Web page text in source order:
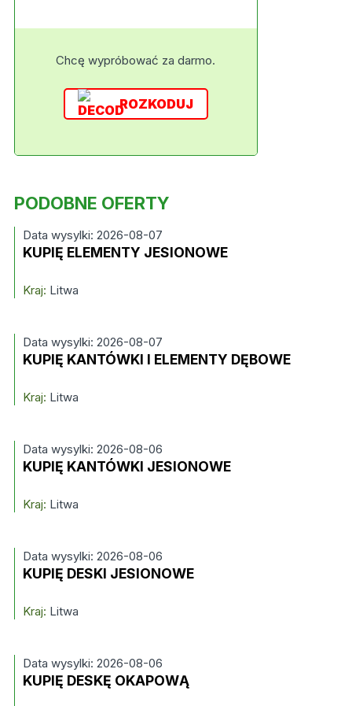
Chcę wypróbować za darmo.
ROZKODUJ
PODOBNE OFERTY
Data wysylki: 2026-08-07
KUPIĘ ELEMENTY JESIONOWE
Kraj: Litwa
Data wysylki: 2026-08-07
KUPIĘ KANTÓWKI I ELEMENTY DĘBOWE
Kraj: Litwa
Data wysylki: 2026-08-06
KUPIĘ KANTÓWKI JESIONOWE
Kraj: Litwa
Data wysylki: 2026-08-06
KUPIĘ DESKI JESIONOWE
Kraj: Litwa
Data wysylki: 2026-08-06
KUPIĘ DESKĘ OKAPOWĄ